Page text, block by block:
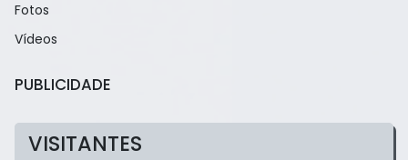
Fotos
Vídeos
PUBLICIDADE
VISITANTES